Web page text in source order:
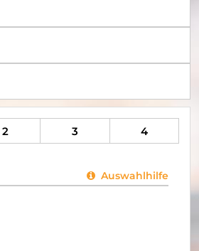
2 3 4
Auswahlhilfe